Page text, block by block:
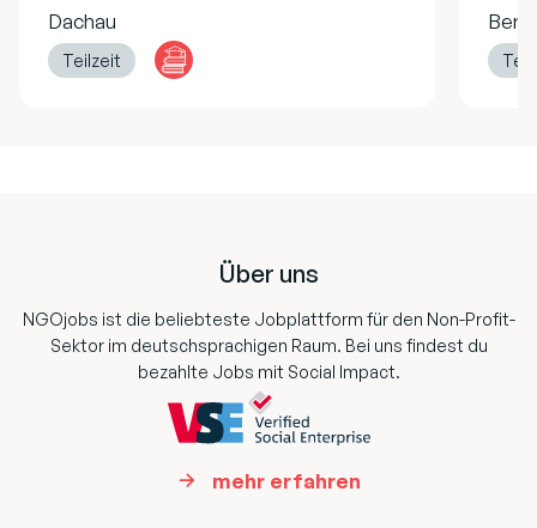
Dachau
Teilzeit
Über uns
NGOjobs ist die beliebteste Jobplattform für den Non-Profit-
Sektor im deutschsprachigen Raum. Bei uns findest du
bezahlte Jobs mit Social Impact.
mehr erfahren